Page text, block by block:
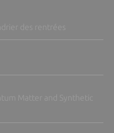
des rentrées
Matter and Synthetic